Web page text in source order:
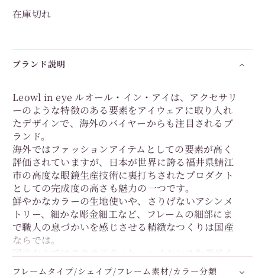
在庫切れ
ブランド説明
Leowl in eye ルオール・イン・アイは、アクセサリ
ーのような特徴のある要素をアイウェアに取り入れ
たデザインで、海外のバイヤーからも注目されるブ
ランド。
海外ではファッションアイテムとしての要素が高く
評価されていますが、日本が世界に誇る福井県鯖江
市の高度な眼鏡生産技術に裏打ちされたプロダクト
としての完成度の高さも魅力の一つです。
鮮やかなカラーの生地使いや、さりげないアシンメ
トリー、細かな彫金細工など、フレームの細部にま
で職人の息づかいを感じさせる精緻なつくりは国産
ならでは。
国産ならではのクオリティと、ハイセンスなデザイ
ンのバランス感のよさをご堪能ください。
フレームタイプ/シェイプ/フレーム素材/カラー分類